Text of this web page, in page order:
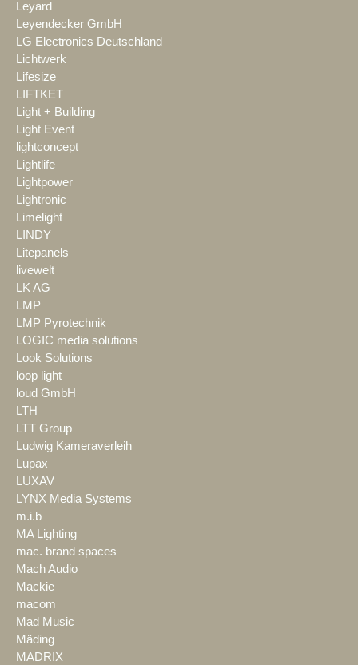
Leyard
Leyendecker GmbH
LG Electronics Deutschland
Lichtwerk
Lifesize
LIFTKET
Light + Building
Light Event
lightconcept
Lightlife
Lightpower
Lightronic
Limelight
LINDY
Litepanels
livewelt
LK AG
LMP
LMP Pyrotechnik
LOGIC media solutions
Look Solutions
loop light
loud GmbH
LTH
LTT Group
Ludwig Kameraverleih
Lupax
LUXAV
LYNX Media Systems
m.i.b
MA Lighting
mac. brand spaces
Mach Audio
Mackie
macom
Mad Music
Mäding
MADRIX